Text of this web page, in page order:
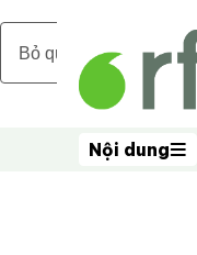
Bỏ qua nội dung chính
Nội dung
Nội dung